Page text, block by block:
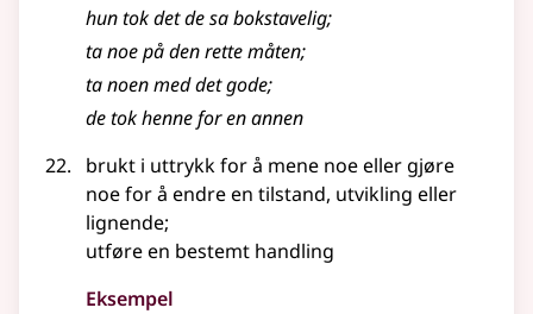
hun tok det de sa bokstavelig;
ta noe på den rette måten;
ta noen med det gode;
de tok henne for en annen
brukt i uttrykk for å mene noe eller gjøre
noe for å endre en tilstand, utvikling eller
lignende;
utføre en bestemt handling
Eksempel